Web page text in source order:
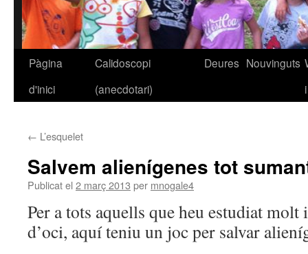
Vés
Pàgina
d'inici
Calidoscopi
(anecdotari)
Deures Nouvinguts
← L’esquelet
Salvem alienígenes tot
Publicat el 2 març 2013 per mnogale4
Per a tots aquells que heu estudiat molt
d’oci, aquí teniu un joc per salvar